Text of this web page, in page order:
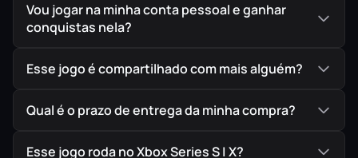
Vou jogar na minha conta pessoal e ganhar
conquistas nela?
Esse jogo é compartilhado com mais alguém?
Qual é o prazo de entrega da minha compra?
Esse jogo roda no Xbox Series S | X?